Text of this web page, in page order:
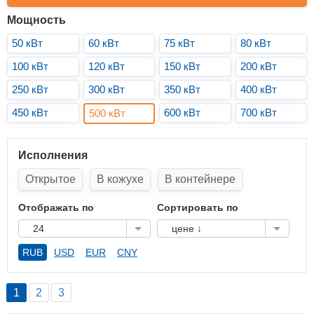
Мощность
50 кВт
60 кВт 75 кВт
80 кВт
100 кВт
120 кВт 150 кВт
200 кВт
250 кВт
300 кВт 350 кВт
400 кВт
450 кВт
500 кВт 600 кВт 700 кВт
Исполнения
Открытое
В кожухе В контейнере
Отображать по
24
Сортировать по
цене ↓
RUB USD EUR CNY
1 2 3